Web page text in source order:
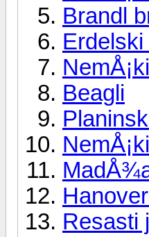
Brandl
Beagli